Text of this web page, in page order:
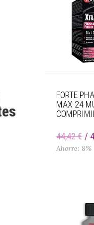
FORTE
MAX 24
44,42 €
Ahorre: 8%